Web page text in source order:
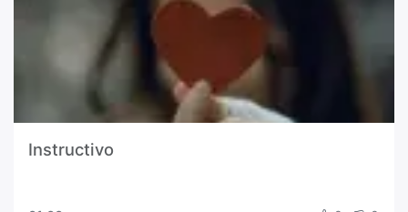
Instructivo